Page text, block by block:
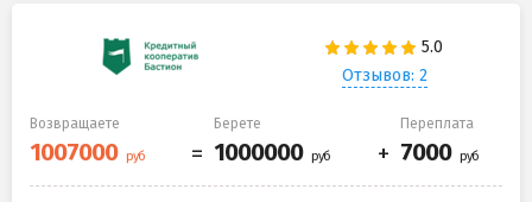
Отзывов: 2
Возвращаете Берете Переплата